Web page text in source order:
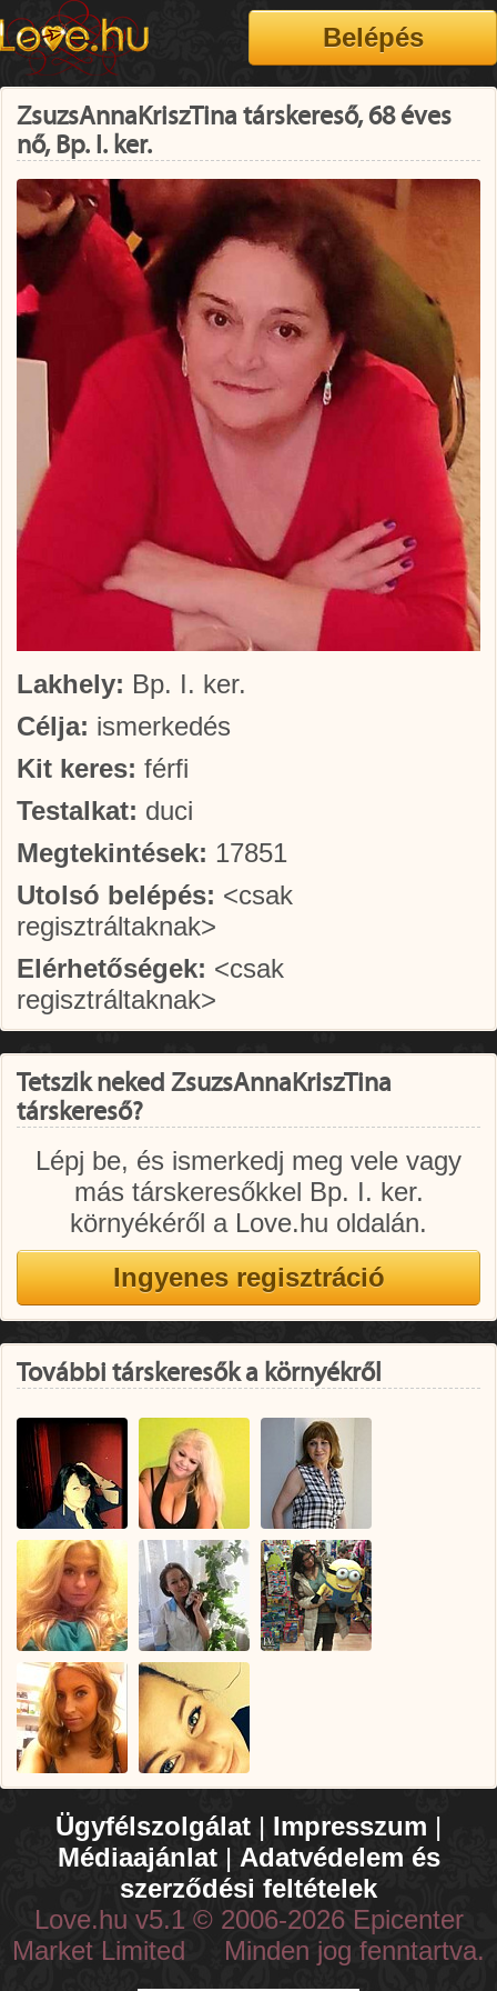
ZsuzsAnnaKriszTina társkereső, 68 éves
nő, Bp. I. ker.
Lakhely: Bp. I. ker.
Célja: ismerkedés
Kit keres: férfi
Testalkat: duci
Megtekintések: 17851
Utolsó belépés: <csak
regisztráltaknak>
Elérhetőségek: <csak
regisztráltaknak>
Tetszik neked ZsuzsAnnaKriszTina
társkereső?
Lépj be, és ismerkedj meg vele vagy
más társkeresőkkel Bp. I. ker.
környékéről a Love.hu oldalán.
További társkeresők a környékről
Ügyfélszolgálat | Impresszum |
Médiaajánlat| Adatvédelem és
szerződési feltételek
Love.hu v5.1 © 2006-2026 Epicenter
Market Limited Minden jog fenntartva.